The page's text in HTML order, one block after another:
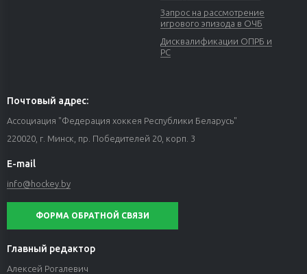
Запрос на рассмотрение
игрового эпизода в ОЧБ
Дисквалификации ОПРБ и
РС
Почтовый адрес:
Ассоциация "Федерация хоккея Республики Беларусь"
220020, г. Минск, пр. Победителей 20, корп. 3
E-mail
info@hockey.by
ФОРМА ОБРАТНОЙ СВЯЗИ
Главный редактор
Алексей Рогалевич